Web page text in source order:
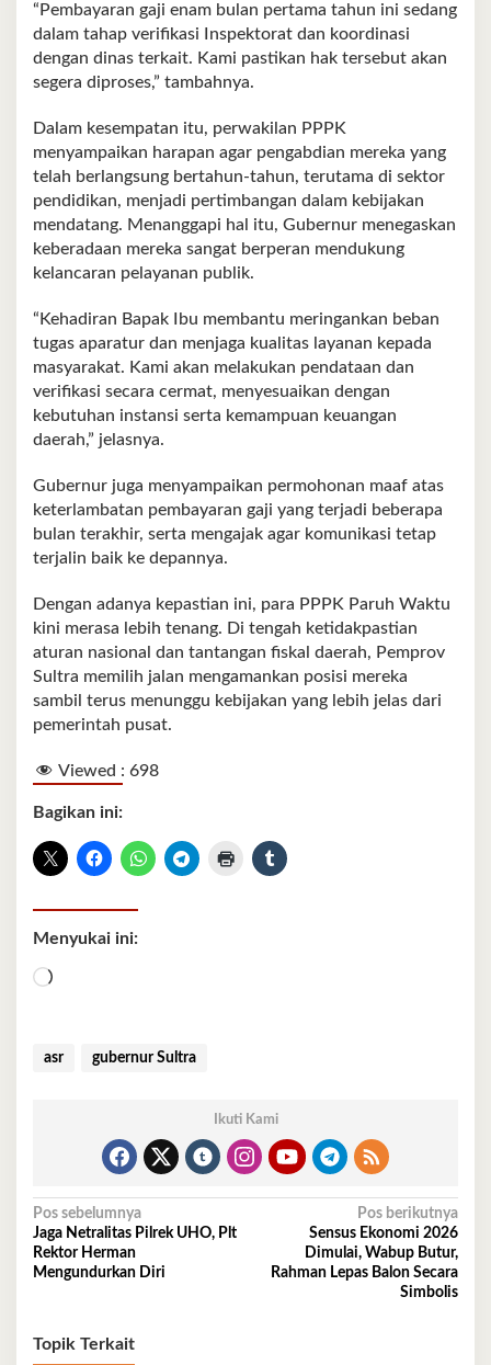
“Pembayaran gaji enam bulan pertama tahun ini sedang
dalam tahap verifikasi Inspektorat dan koordinasi
dengan dinas terkait. Kami pastikan hak tersebut akan
segera diproses,” tambahnya.
Dalam kesempatan itu, perwakilan PPPK
menyampaikan harapan agar pengabdian mereka yang
telah berlangsung bertahun-tahun, terutama di sektor
pendidikan, menjadi pertimbangan dalam kebijakan
mendatang. Menanggapi hal itu, Gubernur menegaskan
keberadaan mereka sangat berperan mendukung
kelancaran pelayanan publik.
“Kehadiran Bapak Ibu membantu meringankan beban
tugas aparatur dan menjaga kualitas layanan kepada
masyarakat. Kami akan melakukan pendataan dan
verifikasi secara cermat, menyesuaikan dengan
kebutuhan instansi serta kemampuan keuangan
daerah,” jelasnya.
Gubernur juga menyampaikan permohonan maaf atas
keterlambatan pembayaran gaji yang terjadi beberapa
bulan terakhir, serta mengajak agar komunikasi tetap
terjalin baik ke depannya.
Dengan adanya kepastian ini, para PPPK Paruh Waktu
kini merasa lebih tenang. Di tengah ketidakpastian
aturan nasional dan tantangan fiskal daerah, Pemprov
Sultra memilih jalan mengamankan posisi mereka
sambil terus menunggu kebijakan yang lebih jelas dari
pemerintah pusat.
Viewed : 698
Bagikan ini:
Menyukai ini:
Memuat...
asr gubernur Sultra
Ikuti Kami
Navigasi
pos
Pos sebelumnya
Jaga Netralitas Pilrek UHO, Plt
Rektor Herman
Mengundurkan Diri
Pos berikutnya
Sensus Ekonomi 2026
Dimulai, Wabup Butur,
Rahman Lepas Balon Secara
Simbolis
Topik Terkait